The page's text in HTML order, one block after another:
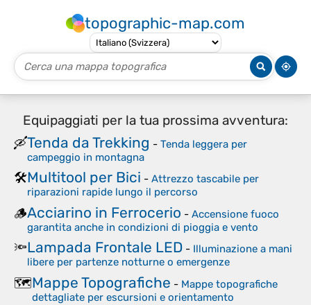
topographic-map.com
Equipaggiati per la tua prossima avventura:
🛶Tenda da Trekking - Tenda leggera per
campeggio in montagna
🛠️Multitool per Bici - Attrezzo tascabile per
riparazioni rapide lungo il percorso
🪵Acciarino in Ferrocerio - Accensione fuoco
garantita anche in condizioni di pioggia e vento
🔦Lampada Frontale LED - Illuminazione a mani
libere per partenze notturne o emergenze
🗺️Mappe Topografiche - Mappe topografiche
dettagliate per escursioni e orientamento